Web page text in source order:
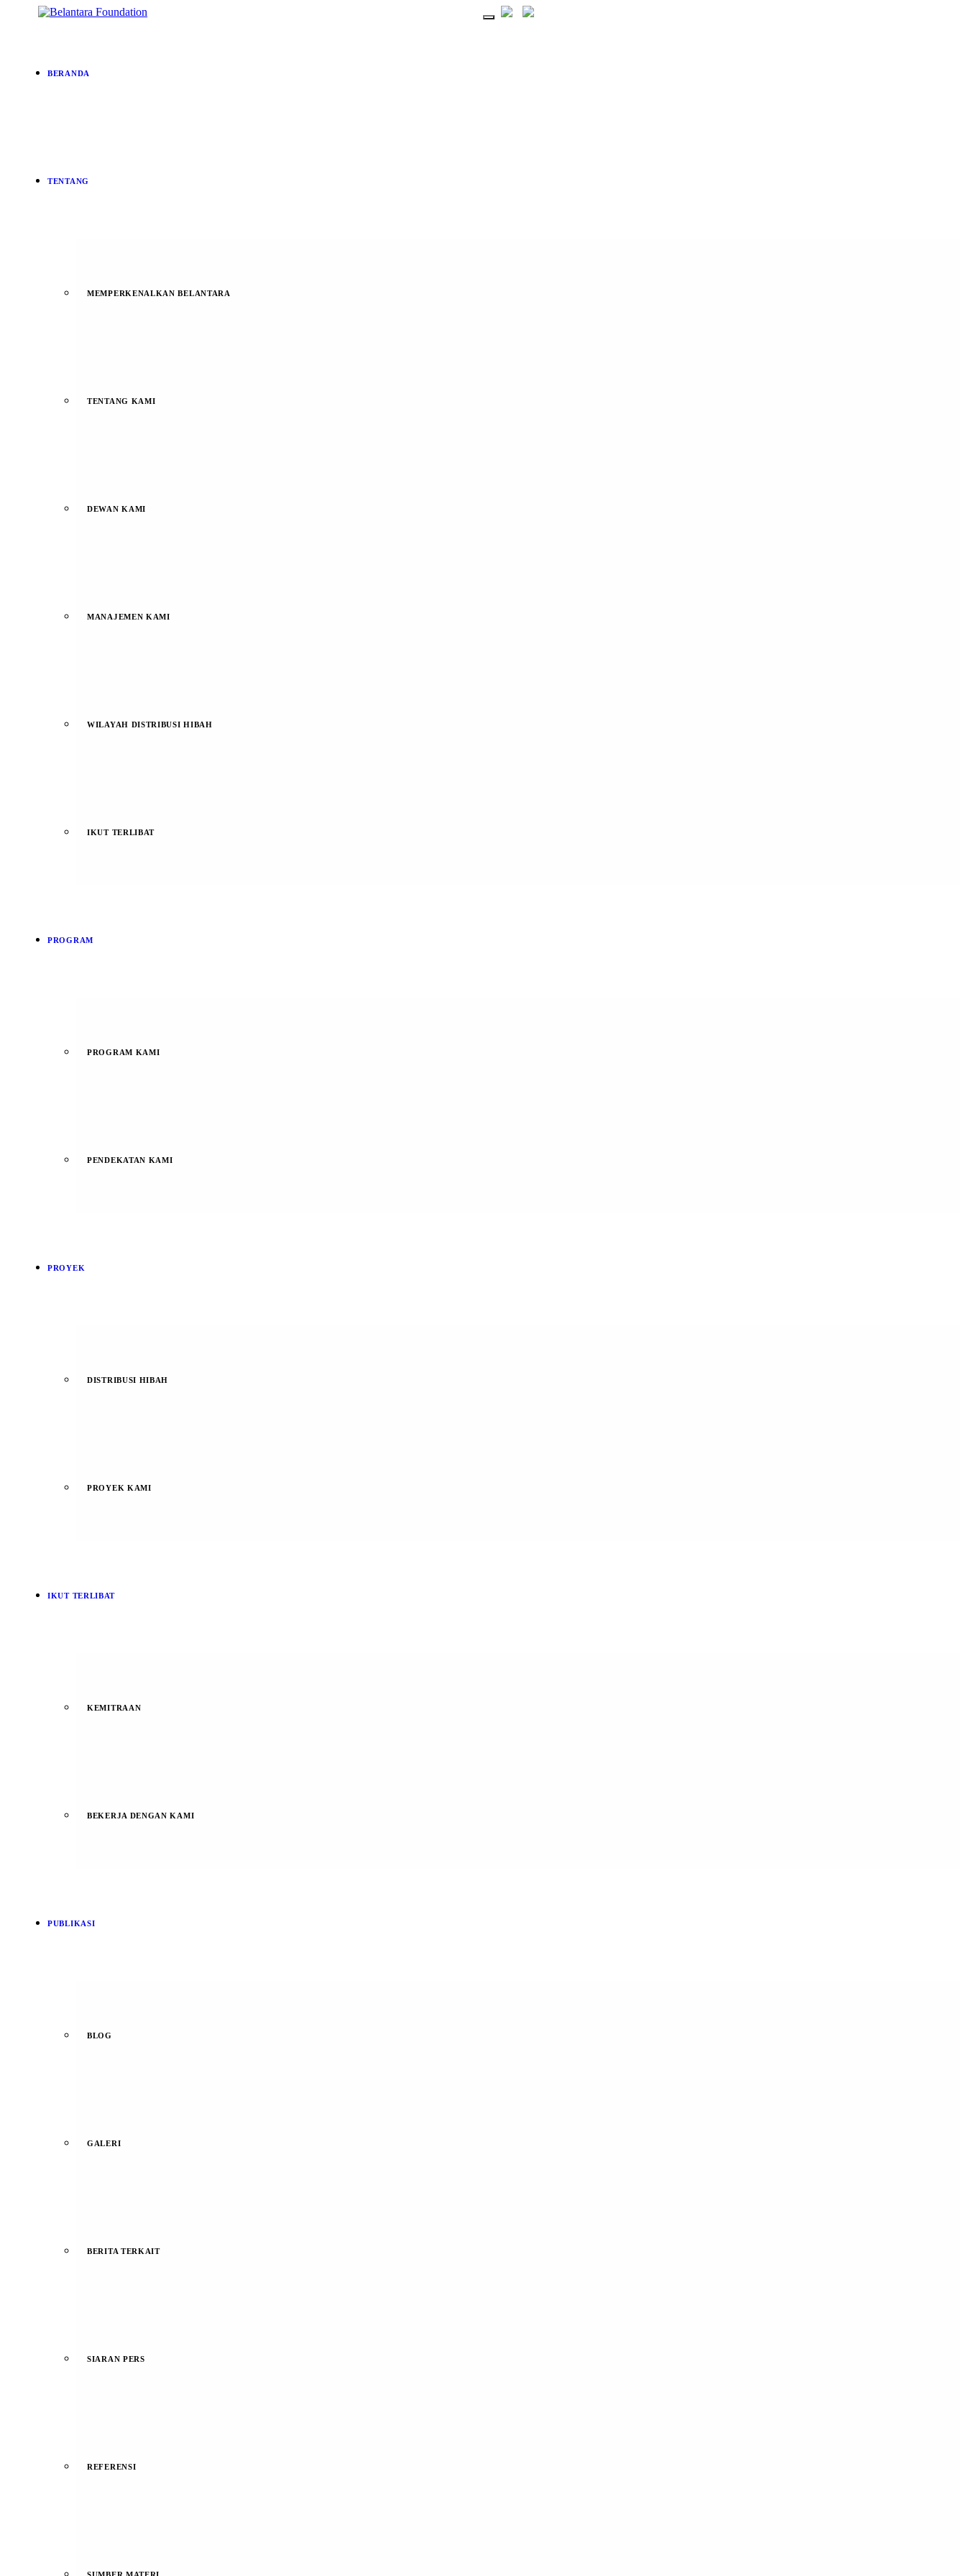
BERANDA
TENTANG
MEMPERKENALKAN BELANTARA
TENTANG KAMI
DEWAN KAMI
MANAJEMEN KAMI
WILAYAH DISTRIBUSI HIBAH
IKUT TERLIBAT
PROGRAM
PROGRAM KAMI
PENDEKATAN KAMI
PROYEK
DISTRIBUSI HIBAH
PROYEK KAMI
IKUT TERLIBAT
KEMITRAAN
BEKERJA DENGAN KAMI
PUBLIKASI
BLOG
GALERI
BERITA TERKAIT
SIARAN PERS
REFERENSI